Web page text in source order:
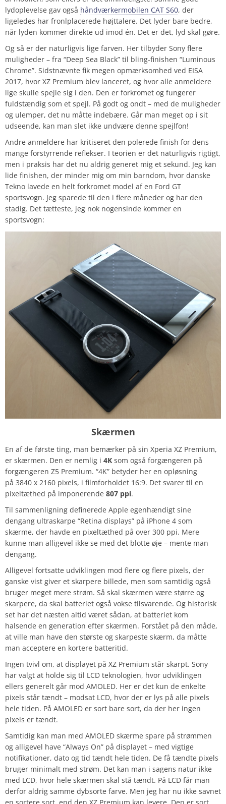
lydoplevelse gav også håndværkermobilen CAT S60, der
ligeledes har fronlplacerede højttalere. Det lyder bare bedre,
når lyden kommer direkte ud imod én. Det er det, lyd skal gøre.
Og så er der naturligvis lige farven. Her tilbyder Sony flere
muligheder – fra “Deep Sea Black” til bling-finishen “Luminous
Chrome”. Sidstnævnte fik megen opmærksomhed ved EISA
2017, hvor XZ Premium blev lanceret, og hvor alle anmeldere
lige skulle spejle sig i den. Den er forkromet og fungerer
fuldstændig som et spejl. På godt og ondt – med de muligheder
og ulemper, det nu måtte indebære. Går man meget op i sit
udseende, kan man slet ikke undvære denne spejlfon!
Andre anmeldere har kritiseret den polerede finish for dens
mange forstyrrende reflekser. I teorien er det naturligvis rigtigt,
men i praksis har det nu aldrig generet mig et sekund. Jeg kan
lide finishen, der minder mig om min barndom, hvor danske
Tekno lavede en helt forkromet model af en Ford GT
sportsvogn. Jeg sparede til den i flere måneder og har den
stadig. Det tætteste, jeg nok nogensinde kommer en
sportsvogn:
Skærmen
En af de første ting, man bemærker på sin Xperia XZ Premium,
er skærmen. Den er nemlig i 4K som også forgængeren på
forgængeren Z5 Premium. “4K” betyder her en opløsning
på 3840 x 2160 pixels, i filmforholdet 16:9. Det svarer til en
pixeltæthed på imponerende 807 ppi.
Til sammenligning definerede Apple egenhændigt sine
dengang ultraskarpe “Retina displays” på iPhone 4 som
skærme, der havde en pixeltæthed på over 300 ppi. Mere
kunne man alligevel ikke se med det blotte øje – mente man
dengang.
Alligevel fortsatte udviklingen mod flere og flere pixels, der
ganske vist giver et skarpere billede, men som samtidig også
bruger meget mere strøm. Så skal skærmen være større og
skarpere, da skal batteriet også vokse tilsvarende. Og historisk
set har det næsten altid været sådan, at batteriet kom
halsende en generation efter skærmen. Forstået på den måde,
at ville man have den største og skarpeste skærm, da måtte
man acceptere en kortere batteritid.
Ingen tvivl om, at displayet på XZ Premium står skarpt. Sony
har valgt at holde sig til LCD teknologien, hvor udviklingen
ellers generelt går mod AMOLED. Her er det kun de enkelte
pixels står tændt – modsat LCD, hvor der er lys på alle pixels
hele tiden. På AMOLED er sort bare sort, da der her ingen
pixels er tændt.
Samtidig kan man med AMOLED skærme spare på strømmen
og alligevel have “Always On” på displayet – med vigtige
notifikationer, dato og tid tændt hele tiden. De få tændte pixels
bruger minimalt med strøm. Det kan man i sagens natur ikke
med LCD, hvor hele skærmen skal stå tændt. På LCD får man
derfor aldrig samme dybsorte farve. Men jeg har nu ikke savnet